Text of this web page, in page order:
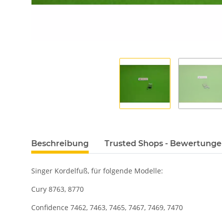
Beschreibung Trusted Shops -
Singer Kordelfuß, für folgende Modelle:
Cury 8763, 8770
Confidence 7462, 7463, 7465, 7467, 7469, 7470